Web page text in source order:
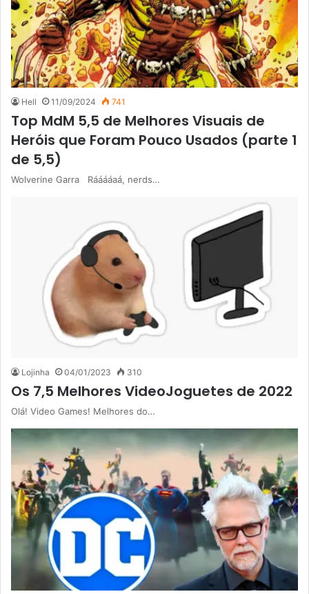
Hell 11/09/2024 741
Top MdM 5,5 de Melhores Visuais de
Heróis que Foram Pouco Usados (parte 1
de 5,5)
Wolverine Garra Rááááaá, nerds…
Lojinha 04/01/2023 310
Os 7,5 Melhores VideoJoguetes de 2022
Olá! Video Games! Melhores do…